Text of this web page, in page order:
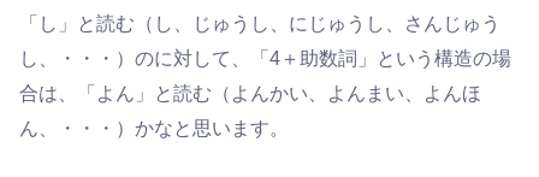
「し」と読む（し、じゅうし、にじゅうし、さんじゅう
し、・・・）のに対して、「4＋助数詞」という構造の場
合は、「よん」と読む（よんかい、よんまい、よんほ
ん、・・・）かなと思います。